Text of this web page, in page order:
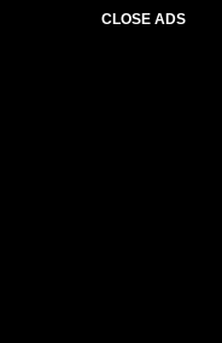
CLOSE ADS